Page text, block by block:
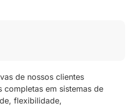
de nossos clientes
completas em sistemas de
flexibilidade,